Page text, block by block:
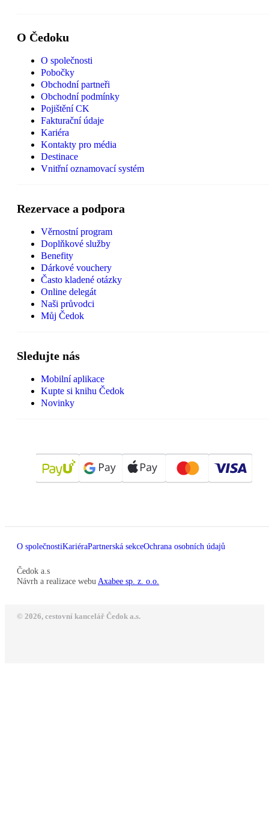
O Čedoku
O společnosti
Pobočky
Obchodní partneři
Obchodní podmínky
Pojištění CK
Fakturační údaje
Kariéra
Kontakty pro média
Destinace
Vnitřní oznamovací systém
Rezervace a podpora
Věrnostní program
Doplňkové služby
Benefity
Dárkové vouchery
Často kladené otázky
Online delegát
Naši průvodci
Můj Čedok
Sledujte nás
Mobilní aplikace
Kupte si knihu Čedok
Novinky
O společnostiKariéraPartnerská sekceOchrana osobních údajů
Čedok a.s
Návrh a realizace webu Axabee sp. z. o.o.
© 2026, cestovní kancelář Čedok a.s.